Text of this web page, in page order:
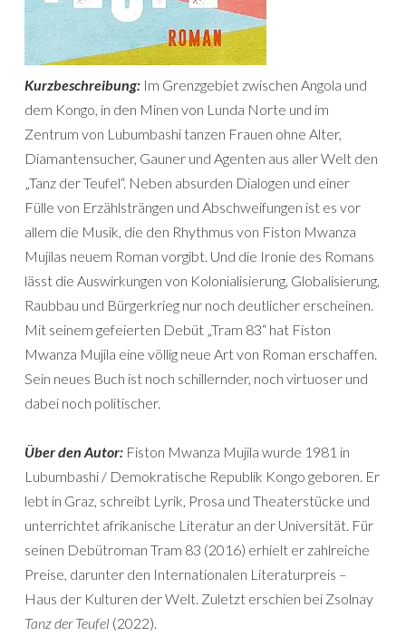
Kurzbeschreibung: Im Grenzgebiet zwischen Angola und
dem Kongo, in den Minen von Lunda Norte und im
Zentrum von Lubumbashi tanzen Frauen ohne Alter,
Diamantensucher, Gauner und Agenten aus aller Welt den
„Tanz der Teufel“. Neben absurden Dialogen und einer
Fülle von Erzählsträngen und Abschweifungen ist es vor
allem die Musik, die den Rhythmus von Fiston Mwanza
Mujilas neuem Roman vorgibt. Und die Ironie des Romans
lässt die Auswirkungen von Kolonialisierung, Globalisierung,
Raubbau und Bürgerkrieg nur noch deutlicher erscheinen.
Mit seinem gefeierten Debüt „Tram 83“ hat Fiston
Mwanza Mujila eine völlig neue Art von Roman erschaffen.
Sein neues Buch ist noch schillernder, noch virtuoser und
dabei noch politischer.
Über den Autor: Fiston Mwanza Mujila wurde 1981 in
Lubumbashi / Demokratische Republik Kongo geboren. Er
lebt in Graz, schreibt Lyrik, Prosa und Theaterstücke und
unterrichtet afrikanische Literatur an der Universität. Für
seinen Debütroman Tram 83 (2016) erhielt er zahlreiche
Preise, darunter den Internationalen Literaturpreis –
Haus der Kulturen der Welt. Zuletzt erschien bei Zsolnay
Tanz der Teufel (2022).